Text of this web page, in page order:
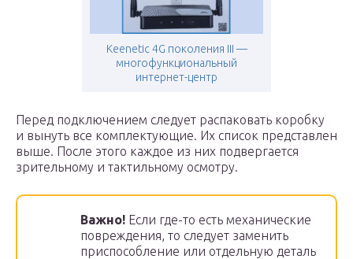
Keenetic 4G поколения III —
многофункциональный
интернет-центр
Перед подключением следует распаковать коробку
и вынуть все комплектующие. Их список представлен
выше. После этого каждое из них подвергается
зрительному и тактильному осмотру.
Важно! Если где-то есть механические
повреждения, то следует заменить
приспособление или отдельную деталь